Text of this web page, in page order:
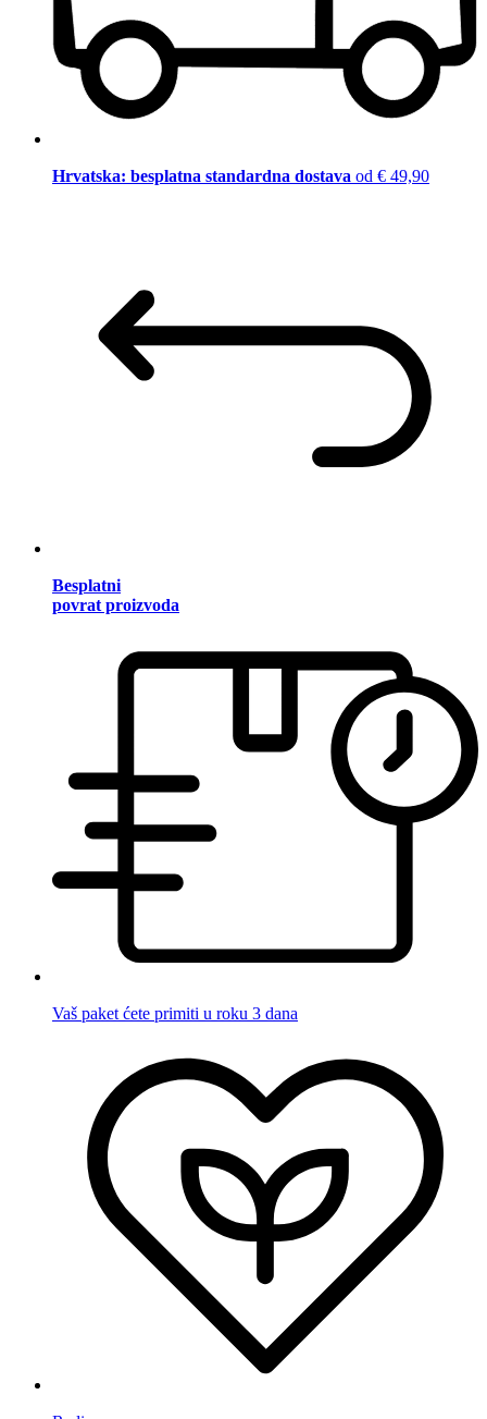
Hrvatska: besplatna standardna dostava od € 49,90
Besplatni
povrat proizvoda
Vaš paket ćete primiti u roku 3 dana